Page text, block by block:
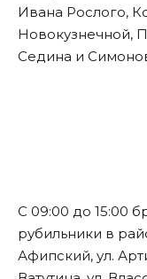
Ивана Рослого,
Новокузнечной,
Седина и
С 09:00 до 15:00
рубильники в
Афипский, ул.